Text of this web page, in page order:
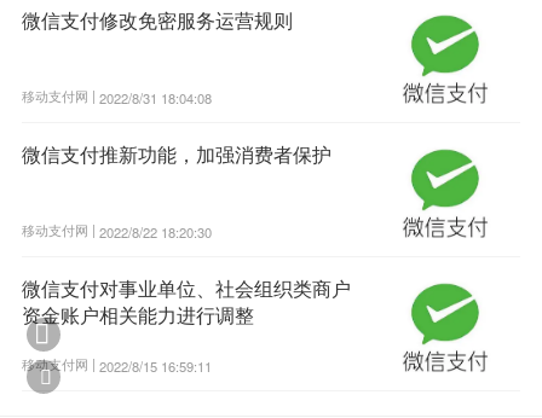
微信支付修改免密服务运营规则
移动支付网 | 2022/8/31 18:04:08
微信支付推新功能，加强消费者保护
移动支付网 | 2022/8/22 18:20:30
微信支付对事业单位、社会组织类商户
资金账户相关能力进行调整
移动支付网 | 2022/8/15 16:59:11

